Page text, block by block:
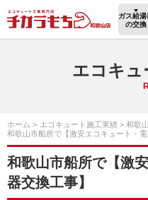
ガス給湯
の交換
エコキュ
ホーム エコキュート施工実績
和歌
和歌山市船所で【激安エコキュート・電
和歌山市船所で【激
器交換工事】